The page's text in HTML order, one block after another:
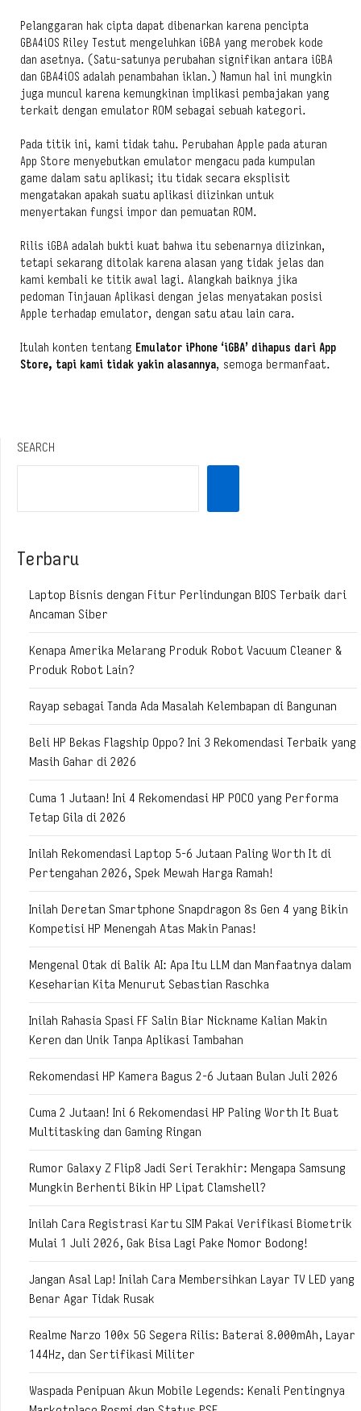
Pelanggaran hak cipta dapat dibenarkan karena pencipta
GBA4iOS Riley Testut mengeluhkan iGBA yang merobek kode
dan asetnya. (Satu-satunya perubahan signifikan antara iGBA
dan GBA4iOS adalah penambahan iklan.) Namun hal ini mungkin
juga muncul karena kemungkinan implikasi pembajakan yang
terkait dengan emulator ROM sebagai sebuah kategori.
Pada titik ini, kami tidak tahu. Perubahan Apple pada aturan
App Store menyebutkan emulator mengacu pada kumpulan
game dalam satu aplikasi; itu tidak secara eksplisit
mengatakan apakah suatu aplikasi diizinkan untuk
menyertakan fungsi impor dan pemuatan ROM.
Rilis iGBA adalah bukti kuat bahwa itu sebenarnya diizinkan,
tetapi sekarang ditolak karena alasan yang tidak jelas dan
kami kembali ke titik awal lagi. Alangkah baiknya jika
pedoman Tinjauan Aplikasi dengan jelas menyatakan posisi
Apple terhadap emulator, dengan satu atau lain cara.
Itulah konten tentang Emulator iPhone ‘iGBA’ dihapus dari App
Store, tapi kami tidak yakin alasannya, semoga bermanfaat.
SEARCH
Terbaru
Laptop Bisnis dengan Fitur Perlindungan BIOS Terbaik dari
Ancaman Siber
Kenapa Amerika Melarang Produk Robot Vacuum Cleaner &
Produk Robot Lain?
Rayap sebagai Tanda Ada Masalah Kelembapan di Bangunan
Beli HP Bekas Flagship Oppo? Ini 3 Rekomendasi Terbaik yang
Masih Gahar di 2026
Cuma 1 Jutaan! Ini 4 Rekomendasi HP POCO yang Performa
Tetap Gila di 2026
Inilah Rekomendasi Laptop 5-6 Jutaan Paling Worth It di
Pertengahan 2026, Spek Mewah Harga Ramah!
Inilah Deretan Smartphone Snapdragon 8s Gen 4 yang Bikin
Kompetisi HP Menengah Atas Makin Panas!
Mengenal Otak di Balik AI: Apa Itu LLM dan Manfaatnya dalam
Keseharian Kita Menurut Sebastian Raschka
Inilah Rahasia Spasi FF Salin Biar Nickname Kalian Makin
Keren dan Unik Tanpa Aplikasi Tambahan
Rekomendasi HP Kamera Bagus 2-6 Jutaan Bulan Juli 2026
Cuma 2 Jutaan! Ini 6 Rekomendasi HP Paling Worth It Buat
Multitasking dan Gaming Ringan
Rumor Galaxy Z Flip8 Jadi Seri Terakhir: Mengapa Samsung
Mungkin Berhenti Bikin HP Lipat Clamshell?
Inilah Cara Registrasi Kartu SIM Pakai Verifikasi Biometrik
Mulai 1 Juli 2026, Gak Bisa Lagi Pake Nomor Bodong!
Jangan Asal Lap! Inilah Cara Membersihkan Layar TV LED yang
Benar Agar Tidak Rusak
Realme Narzo 100x 5G Segera Rilis: Baterai 8.000mAh, Layar
144Hz, dan Sertifikasi Militer
Waspada Penipuan Akun Mobile Legends: Kenali Pentingnya